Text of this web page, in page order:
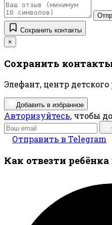
Сохранить контакты
×
Сохранить
Элефант, центр
Добавить в избранное
Авторизуйтесь, чтобы
Отправить в Telegram
Как отвезти ребёнка